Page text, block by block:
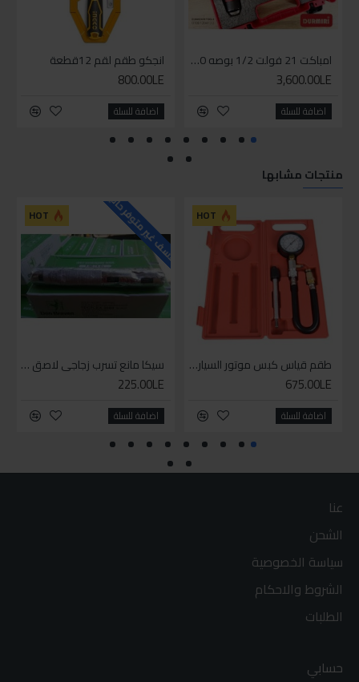
امباكت 21 فولت 1/2 بوصه 550 نيوتن من دورميري
3,600.00LE
اضافة للسلة
انجكو طقم لقم 12قطعة
800.00LE
اضافة للسلة
منتجات مشابها
HOT
طقم قياس كبس موتور السياره 3 ق
675.00LE
اضافة للسلة
HOT للاسف غير متوفر حاليا
سيكا مانع تسرب زجاجي لاصق اسود 600 مل
225.00LE
اضافة للسلة
عنا
الشحن
سياسة الخصوصية
الشروط والاحكام
الطلبات
حسابي